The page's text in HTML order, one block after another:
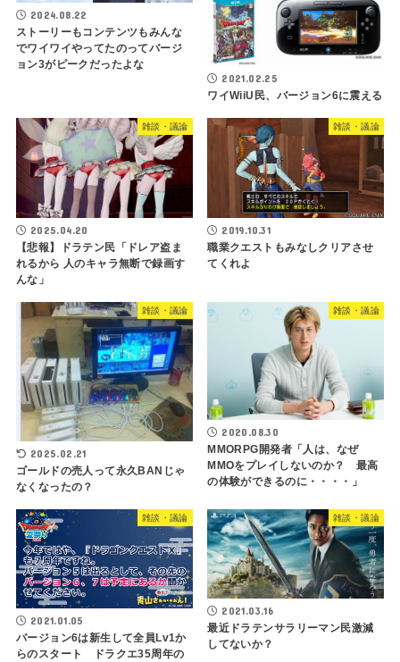
2024.08.22
ストーリーもコンテンツもみんな
でワイワイやってたのってバージ
ョン3がピークだったよな
2021.02.25
ワイWiiU民、バージョン6に震える
雑談・議論
2025.04.20
【悲報】ドラテン民「ドレア盗ま
れるから 人のキャラ無断で録画す
んな」
雑談・議論
2019.10.31
職業クエストもみなしクリアさせ
てくれよ
雑談・議論
2025.02.21
ゴールドの売人って永久BANじゃ
なくなったの？
雑談・議論
2020.08.30
MMORPG開発者「人は、なぜ
MMOをプレイしないのか？ 最高
の体験ができるのに・・・・」
雑談・議論
2021.01.05
バージョン6は新生して全員Lv1か
らのスタート ドラクエ35周年の
雑談・議論
2021.03.16
最近ドラテンサラリーマン民激減
してないか？